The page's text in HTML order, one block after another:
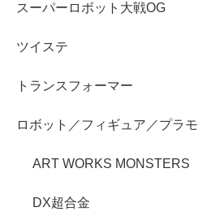
スーパーロボット大戦OG
ツイステ
トランスフォーマー
ロボット／フィギュア／プラモ
ART WORKS MONSTERS
DX超合金